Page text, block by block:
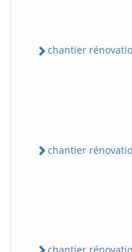
chantier
chantier